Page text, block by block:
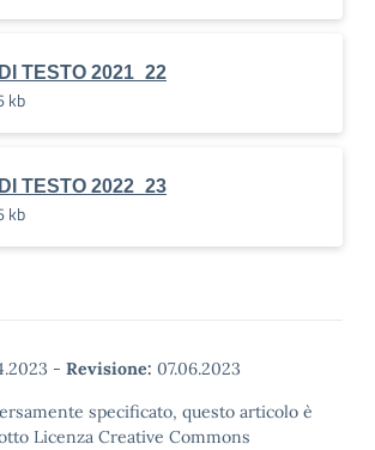
TESTO 2021_22
kb
TESTO 2022_23
kb
- Revisione: 07.06.2023
specificato, questo articolo è
Licenza Creative Commons